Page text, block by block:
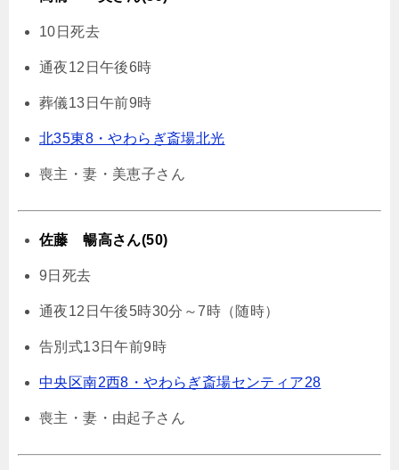
10日死去
通夜12日午後6時
葬儀13日午前9時
北35東8・やわらぎ斎場北光
喪主・妻・美恵子さん
佐藤 暢高さん(50)
9日死去
通夜12日午後5時30分～7時（随時）
告別式13日午前9時
中央区南2西8・やわらぎ斎場センティア28
喪主・妻・由起子さん